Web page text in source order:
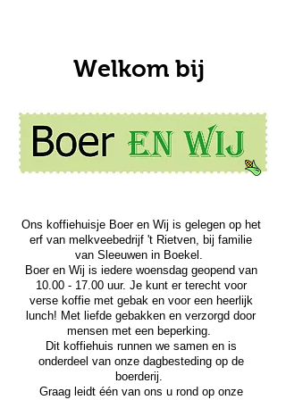
Ons koffiehuisje Boer en Wij is gelegen op het
erf van melkveebedrijf 't Rietven, bij familie
van Sleeuwen in Boekel.
Boer en Wij is iedere woensdag geopend van
10.00 - 17.00uur. Je kunt er terecht voor
verse koffie met gebak en voor een heerlijk
lunch! Met liefde gebakken en verzorgd door
mensen met een beperking.
Dit koffiehuis runnen we samen en is
onderdeel van onze dagbesteding op de
boerderij.
Graag leidt één van ons u rond op onze
Welkom bij